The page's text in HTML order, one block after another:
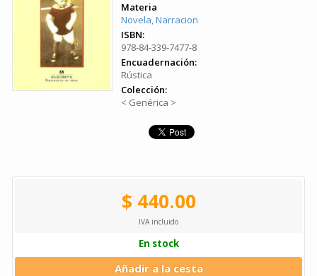
Materia
Novela, Narracion
ISBN:
978-84-339-7477-8
Encuadernación:
Rústica
Colección:
< Genérica >
$ 440.00
IVA incluido
En stock
Añadir a la cesta